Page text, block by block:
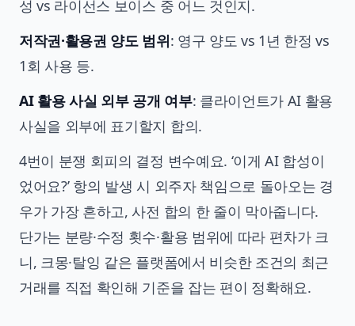
성 vs 라이선스 보이스 중 어느 것인지.
저작권·활용권 양도 범위: 영구 양도 vs 1년 한정 vs
1회 사용 등.
AI 활용 사실 외부 공개 여부: 클라이언트가 AI 활용
사실을 외부에 표기할지 합의.
4번이 분쟁 회피의 결정 변수예요. ‘이게 AI 합성이
었어요?’ 항의 발생 시 외주자 책임으로 돌아오는 경
우가 가장 흔하고, 사전 합의 한 줄이 막아줍니다.
단가는 분량·수정 횟수·활용 범위에 따라 편차가 크
니, 크몽·탈잉 같은 플랫폼에서 비슷한 조건의 최근
거래를 직접 확인해 기준을 잡는 편이 정확해요.